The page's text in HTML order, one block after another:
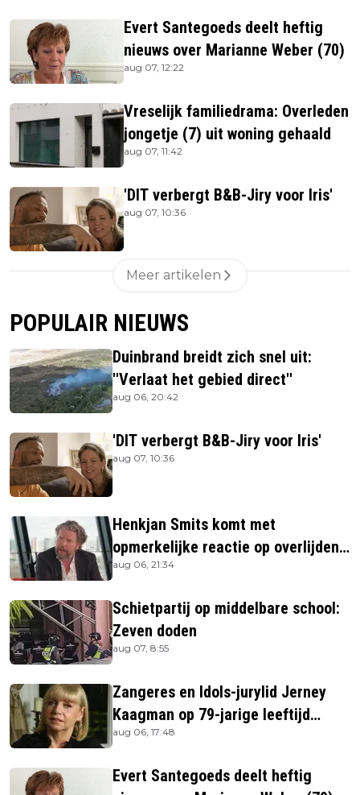
Evert Santegoeds deelt heftig
nieuws over Marianne Weber (70)
aug 07, 12:22
Vreselijk familiedrama: Overleden
jongetje (7) uit woning gehaald
aug 07, 11:42
'DIT verbergt B&B-Jiry voor Iris'
aug 07, 10:36
Meer artikelen
POPULAIR NIEUWS
Duinbrand breidt zich snel uit:
''Verlaat het gebied direct''
aug 06, 20:42
'DIT verbergt B&B-Jiry voor Iris'
aug 07, 10:36
Henkjan Smits komt met
opmerkelijke reactie op overlijden
Jerney Kaagman
aug 06, 21:34
Schietpartij op middelbare school:
Zeven doden
aug 07, 8:55
Zangeres en Idols-jurylid Jerney
Kaagman op 79-jarige leeftijd
overleden
aug 06, 17:48
Evert Santegoeds deelt heftig